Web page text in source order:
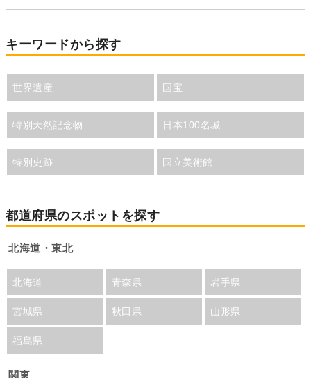
キーワードから探す
世界遺産 国宝
特別天然記念物 日本100名城
特別史跡 国立美術館
都道府県のスポットを探す
北海道・東北
北海道 青森県 岩手県
宮城県 秋田県 山形県
福島県
関東